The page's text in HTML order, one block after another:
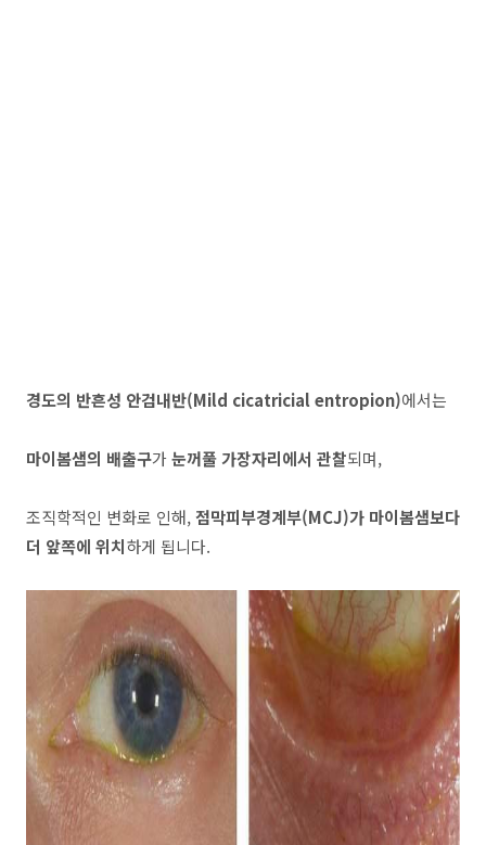
경도의 반흔성 안검내반(Mild cicatricial entropion)에서는
마이봄샘의 배출구가눈꺼풀 가장자리에서 관찰되며,
조직학적인 변화로 인해,점막피부경계부(MCJ)가 마이봄샘보다
더 앞쪽에 위치하게 됩니다.